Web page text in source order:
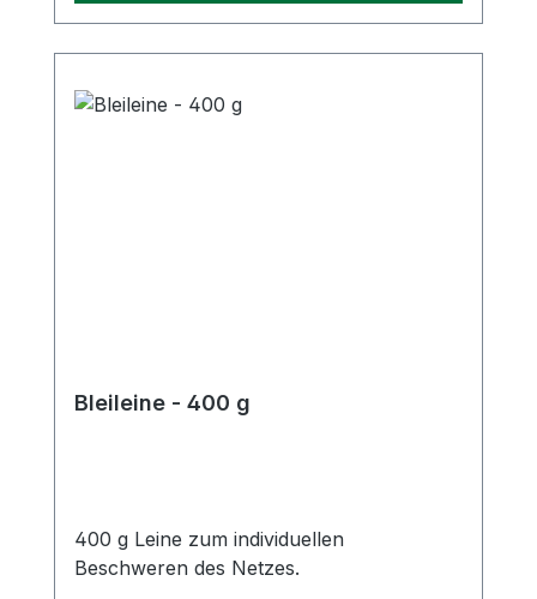
Bleileine - 400 g
400 g Leine zum individuellen
Beschweren des Netzes.